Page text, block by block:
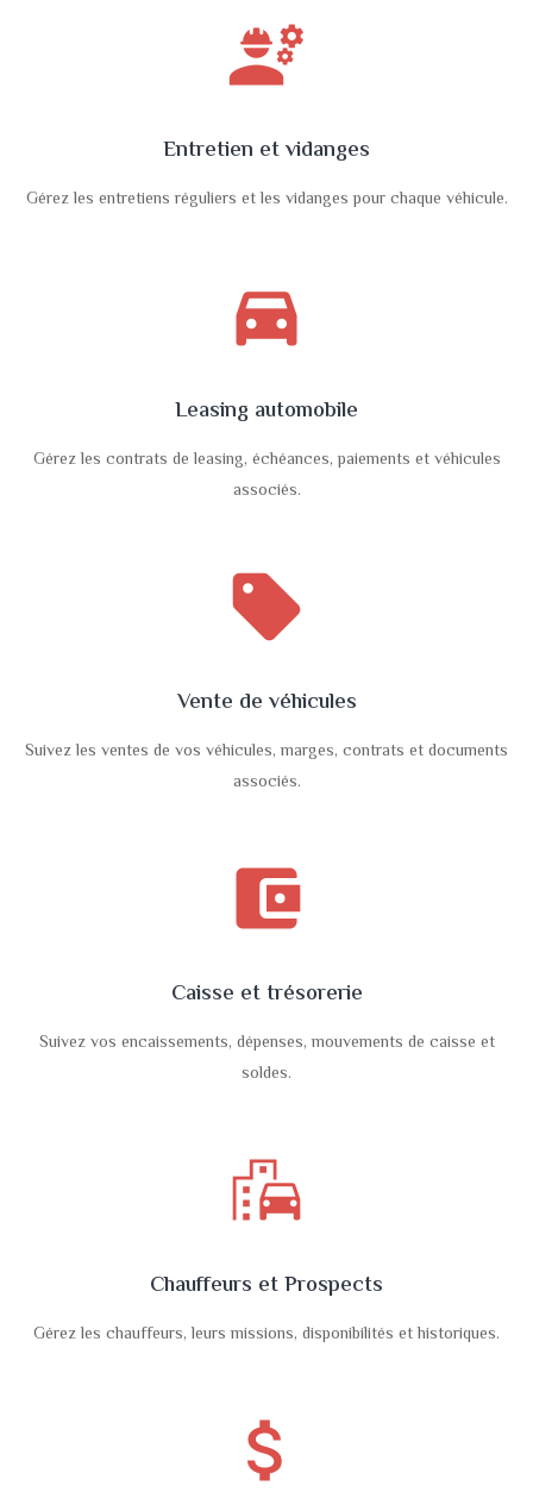
engineering
Entretien et vidanges
Gérez les entretiens réguliers et les vidanges pour chaque véhicule.
directions_car_filled
Leasing automobile
Gérez les contrats de leasing, échéances, paiements et véhicules
associés.
sell
Vente de véhicules
Suivez les ventes de vos véhicules, marges, contrats et documents
associés.
account_balance_wallet
Caisse et trésorerie
Suivez vos encaissements, dépenses, mouvements de caisse et
soldes.
emoji_transportation
Chauffeurs et Prospects
Gérez les chauffeurs, leurs missions, disponibilités et historiques.
attach_money